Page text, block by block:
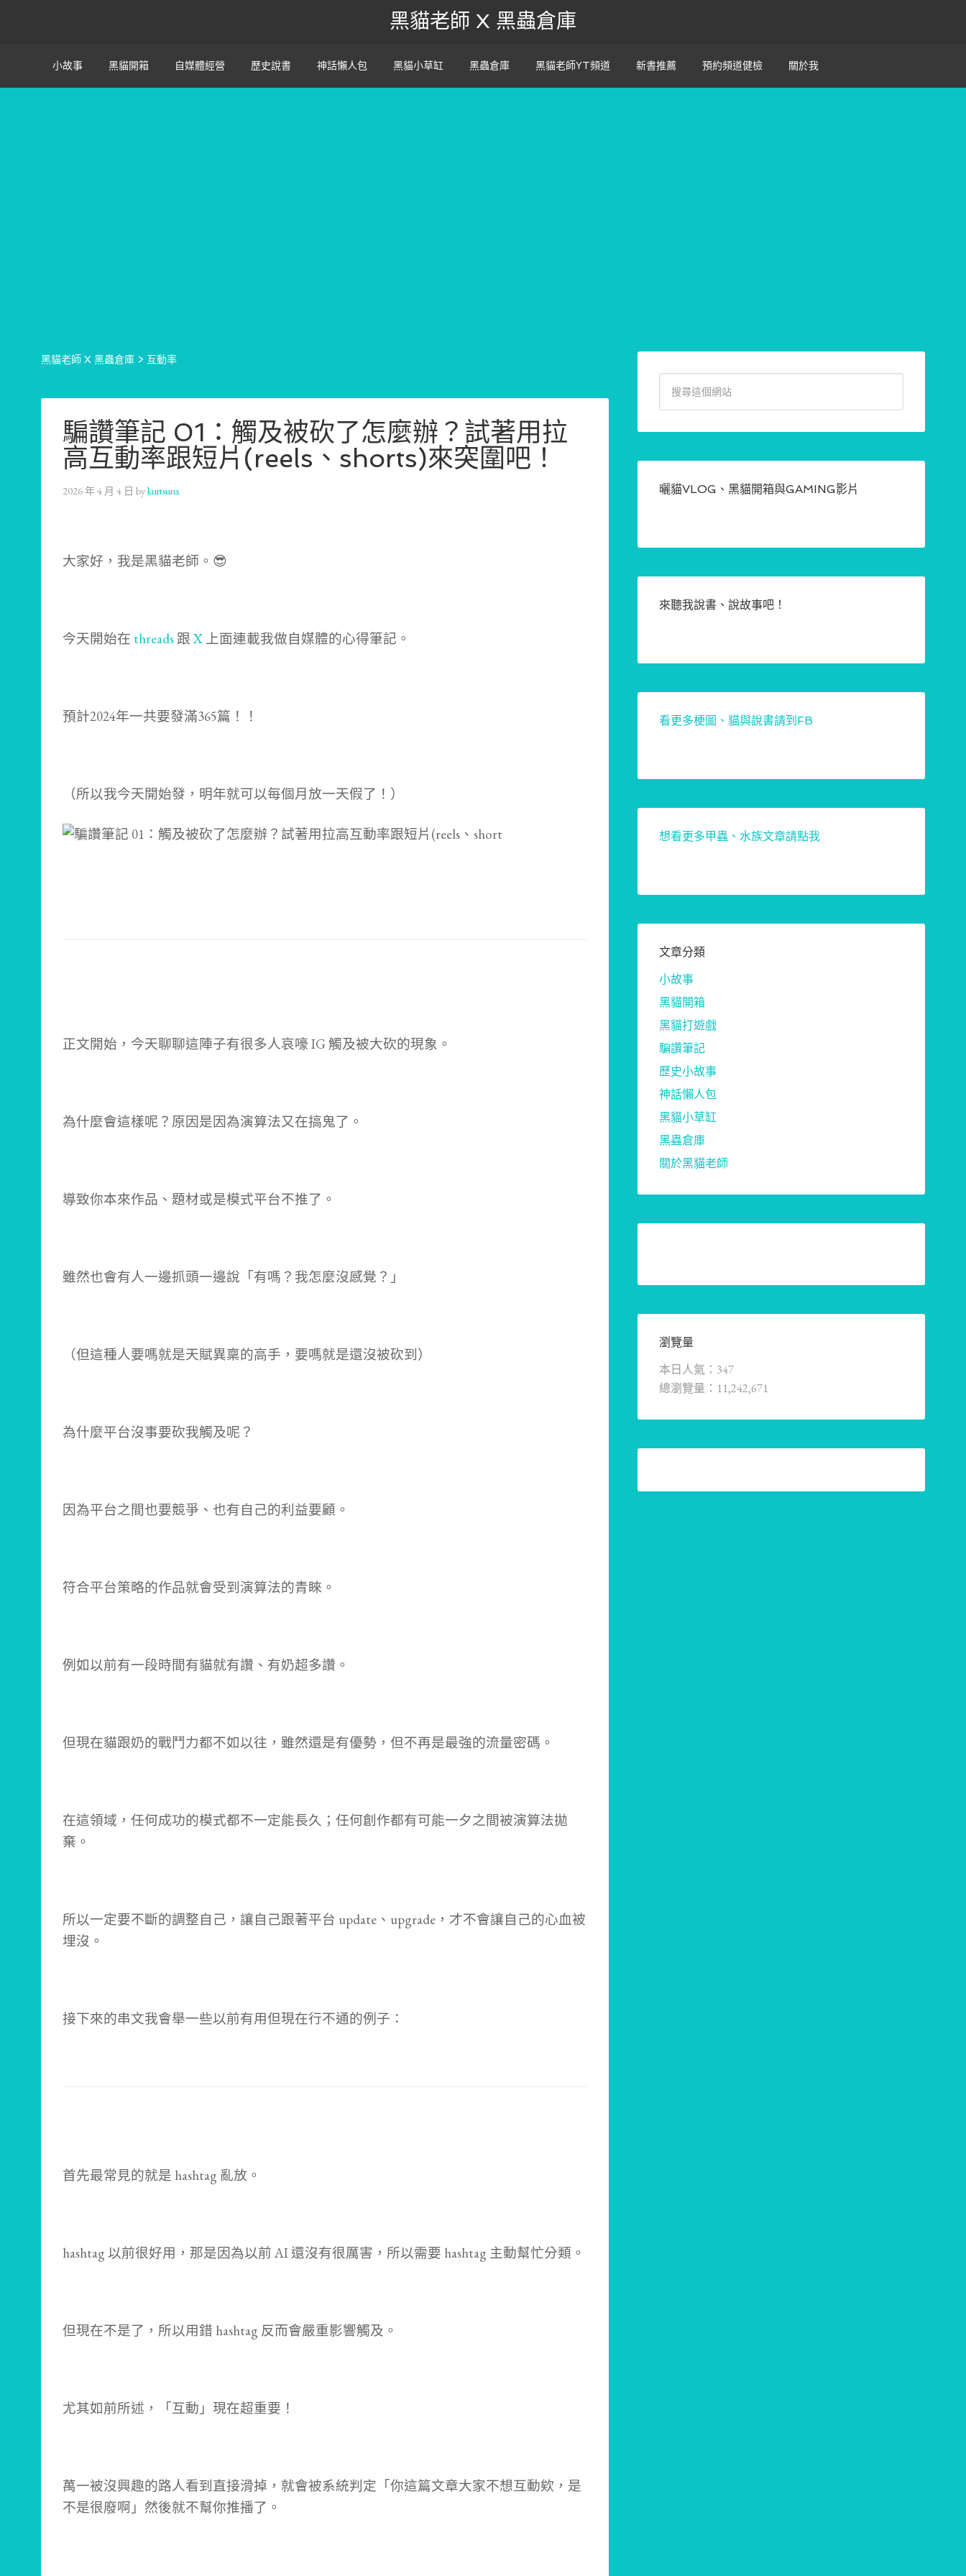
黑貓老師 X 黑蟲倉庫
小故事 黑貓開箱 自媒體經營 歷史說書 神話懶人包 黑貓小草缸 黑蟲倉庫 黑貓老師YT頻道 新書推薦 預約頻道健檢 關於我
黑貓老師 X 黑蟲倉庫 > 互動率
騙讚筆記 01：觸及被砍了怎麼辦？試著用拉
高互動率跟短片(reels、shorts)來突圍吧！
2026 年 4 月 4 日 bykurtsunx
大家好，我是黑貓老師。😎
今天開始在 threads 跟X 上面連載我做自媒體的心得筆記。
預計2024年一共要發滿365篇！！
（所以我今天開始發，明年就可以每個月放一天假了！）
正文開始，今天聊聊這陣子有很多人哀嚎 IG 觸及被大砍的現象。
為什麼會這樣呢？原因是因為演算法又在搞鬼了。
導致你本來作品、題材或是模式平台不推了。
雖然也會有人一邊抓頭一邊說「有嗎？我怎麼沒感覺？」
（但這種人要嗎就是天賦異稟的高手，要嗎就是還沒被砍到）
為什麼平台沒事要砍我觸及呢？
因為平台之間也要競爭、也有自己的利益要顧。
符合平台策略的作品就會受到演算法的青睞。
例如以前有一段時間有貓就有讚、有奶超多讚。
但現在貓跟奶的戰鬥力都不如以往，雖然還是有優勢，但不再是最強的流量密碼。
在這領域，任何成功的模式都不一定能長久；任何創作都有可能一夕之間被演算法拋
棄。
所以一定要不斷的調整自己，讓自己跟著平台 update、upgrade，才不會讓自己的心血被
埋沒。
接下來的串文我會舉一些以前有用但現在行不通的例子：
首先最常見的就是 hashtag 亂放。
hashtag 以前很好用，那是因為以前 AI 還沒有很厲害，所以需要 hashtag 主動幫忙分類。
但現在不是了，所以用錯 hashtag 反而會嚴重影響觸及。
尤其如前所述，「互動」現在超重要！
萬一被沒興趣的路人看到直接滑掉，就會被系統判定「你這篇文章大家不想互動欸，是
不是很廢啊」然後就不幫你推播了。
曬貓VLOG、黑貓開箱與GAMING影片
來聽我說書、說故事吧！
看更多梗圖、貓與說書請到FB
想看更多甲蟲、水族文章請點我
文章分類
小故事
黑貓開箱
黑貓打遊戲
騙讚筆記
歷史小故事
神話懶人包
黑貓小草缸
黑蟲倉庫
關於黑貓老師
瀏覽量
本日人氣：347
總瀏覽量：11,242,671